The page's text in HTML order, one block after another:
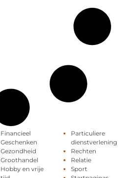
Financieel
Geschenken
Gezondheid
Groothandel
Hobby en vrije
Particuliere
dienstverlening
Rechten
Relatie
Sport